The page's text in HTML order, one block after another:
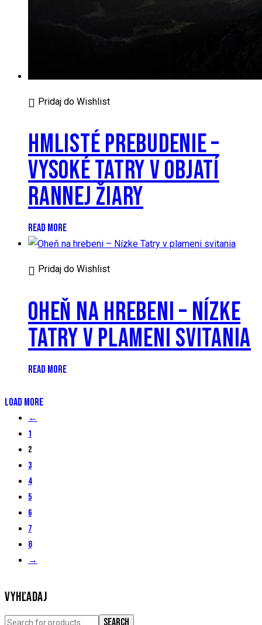
Pridaj do Wishlist
HMLISTÉ PREBUDENIE –
VYSOKÉ TATRY V OBJATÍ
RANNEJ ŽIARY
READ MORE
Pridaj do Wishlist
OHEŇ NA HREBENI – NÍZKE
TATRY V PLAMENI SVITANIA
READ MORE
LOAD MORE
←
1
2
3
4
5
6
7
8
→
VYHĽADAJ